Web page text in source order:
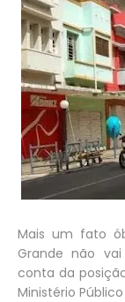
Mais um fato
Grande não
conta da
Ministério